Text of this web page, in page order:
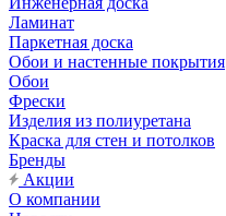
Ламинат
Паркетная доска
Обои и настенные покрытия
Обои
Фрески
Изделия из полиуретана
Краска для стен и потолков
Бренды
Акции
О компании